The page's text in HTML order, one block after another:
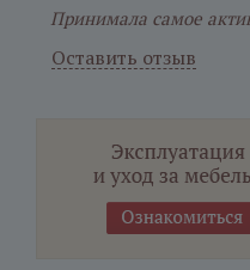
Принимала самое
Оставить отзыв